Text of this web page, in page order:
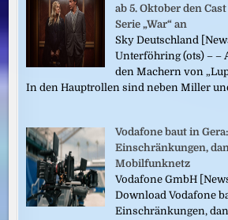
ab 5. Oktober den
Serie „War“ an
Sky Deutschland
Unterföhring (ots) – –
den Machern von
In den Hauptrollen sind neben Miller
Vodafone baut in
Einschränkungen,
Mobilfunknetz
Vodafone GmbH
Download Vodafone
Einschränkungen,